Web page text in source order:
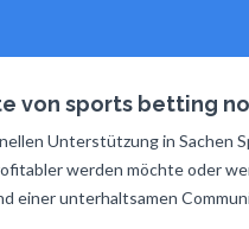
von sports betting
Unterstützung in Sachen
werden möchte oder
einer unterhaltsamen